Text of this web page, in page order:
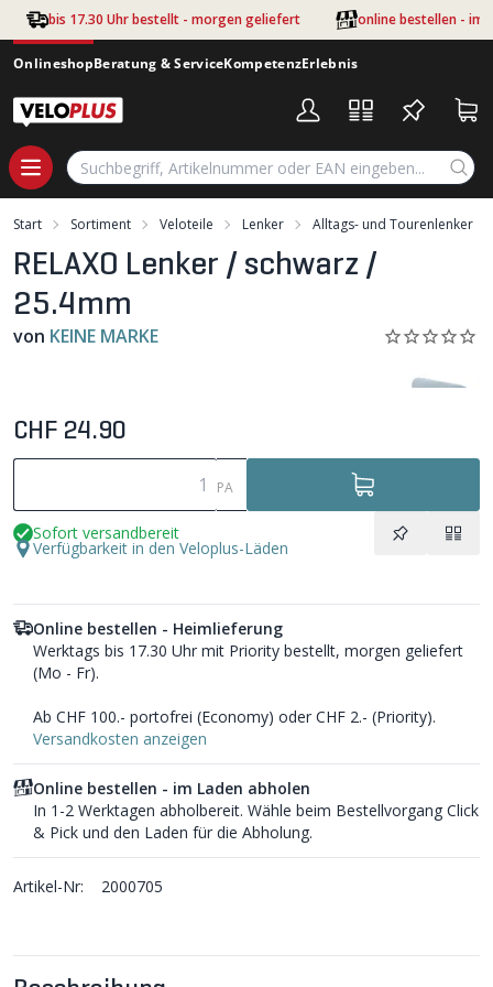
Zum Hauptinhalt springen
bis 17.30 Uhr bestellt - morgen geliefert online bestellen - im
OnlineshopBeratung & ServiceKompetenzErlebnis
Start Sortiment Veloteile Lenker Alltags- und Tourenlenker
RELAXO Lenker / schwarz /
25.4mm
von KEINE MARKE
CHF 24.90
PA
Sofort versandbereit
Verfügbarkeit in den Veloplus-Läden
Online bestellen - Heimlieferung
Werktags bis 17.30 Uhr mit Priority bestellt, morgen geliefert
(Mo - Fr).
Ab CHF 100.- portofrei (Economy) oder CHF 2.- (Priority).
Versandkosten anzeigen
Online bestellen - im Laden abholen
In 1-2 Werktagen abholbereit. Wähle beim Bestellvorgang Click
& Pick und den Laden für die Abholung.
Artikel-Nr: 2000705